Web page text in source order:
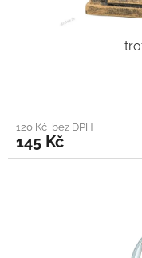
120 Kč bez DPH
145 Kč